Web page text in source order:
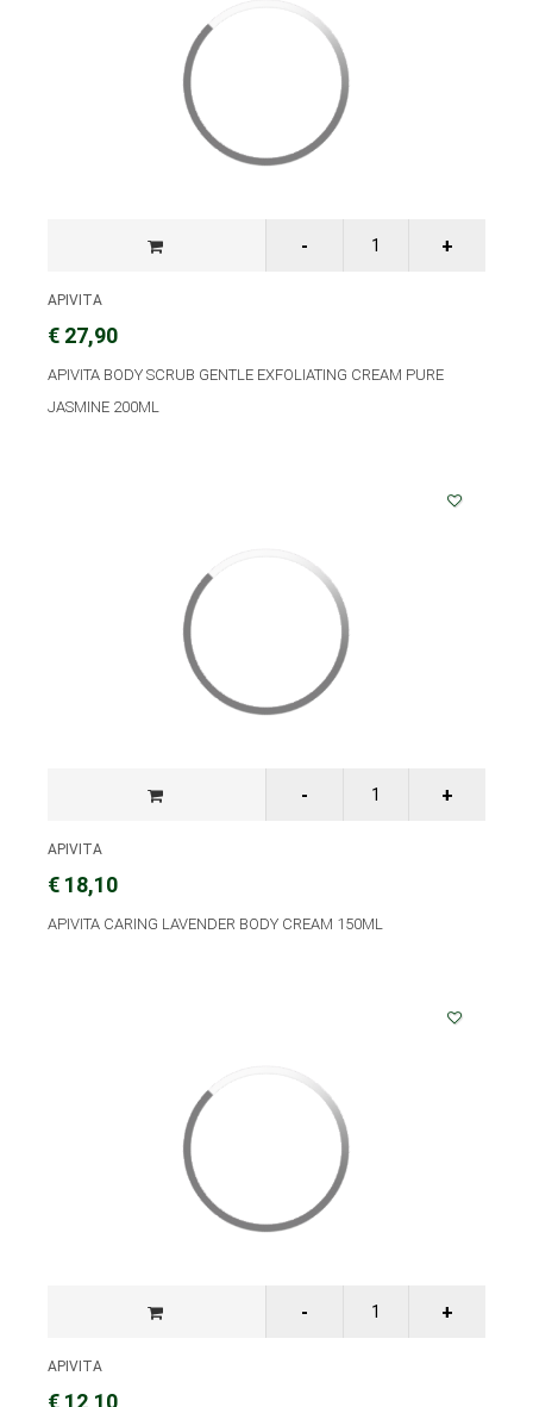
APIVITA
€ 27,90
APIVITA BODY SCRUB GENTLE EXFOLIATING CREAM PURE
JASMINE 200ML
APIVITA
€ 18,10
APIVITA CARING LAVENDER BODY CREAM 150ML
APIVITA
€ 12,10